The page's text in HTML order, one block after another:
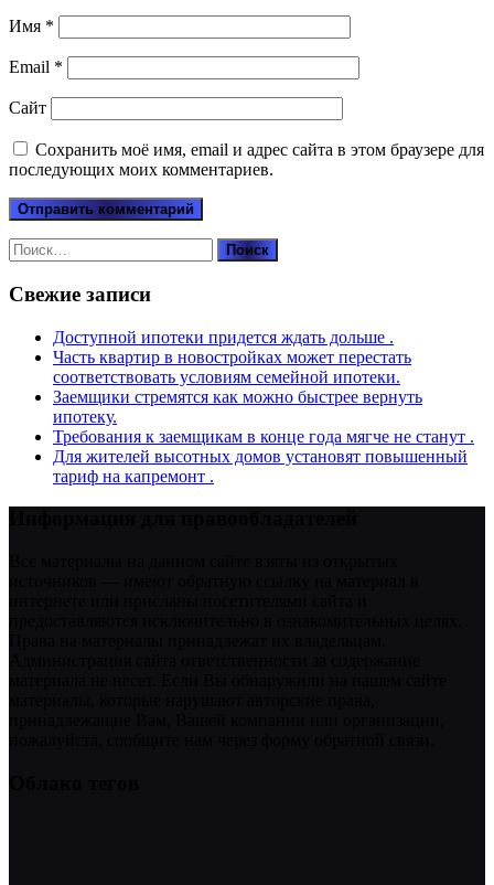
Имя *
Email *
Сайт
Сохранить моё имя, email и адрес сайта в этом браузере для
последующих моих комментариев.
Найти:
Свежие записи
Доступной ипотеки придется ждать дольше .
Часть квартир в новостройках может перестать
соответствовать условиям семейной ипотеки.
Заемщики стремятся как можно быстрее вернуть
ипотеку.
Требования к заемщикам в конце года мягче не станут .
Для жителей высотных домов установят повышенный
тариф на капремонт .